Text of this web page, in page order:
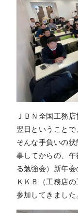
ＪＢＮ全国工務
翌日ということで
そんな手負いの
事してからの、
る勉強会）新年会
ＫＫＢ（工務店
参加してきました